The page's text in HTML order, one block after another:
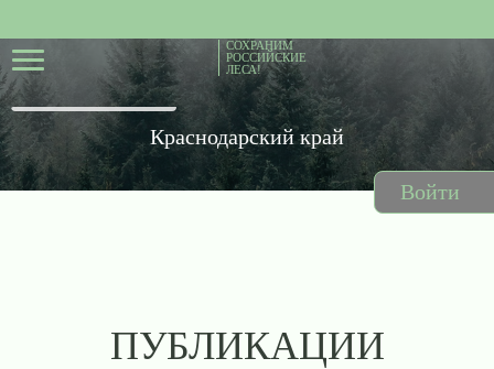
Краснодарский край
ПУБЛИКАЦИИ
Войти
СОХРАНИМ
РОССИЙСКИЕ
ЛЕСА!